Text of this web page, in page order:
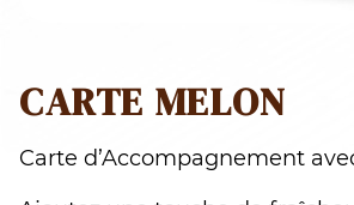
CARTE MELON
Carte d’Accompagnement